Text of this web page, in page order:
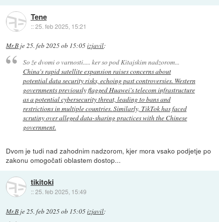
Tene
::25. feb 2025, 15:21
Mr.B je25. feb 2025 ob 15:05izjavil:
So že dvomi o varnosti..... ker so pod Kitajskim nadzorom...
China's rapid satellite expansion raises concerns about
potential data security risks, echoing past controversies. Western
governments previously flagged Huawei's telecom infrastructure
as a potential cybersecurity threat, leading to bans and
restrictions in multiple countries. Similarly, TikTok has faced
scrutiny over alleged data-sharing practices with the Chinese
government.
Dvom je tudi nad zahodnim nadzorom, kjer mora vsako podjetje po
zakonu omogočati oblastem dostop...
tikitoki
::25. feb 2025, 15:49
Mr.B je25. feb 2025 ob 15:05izjavil: